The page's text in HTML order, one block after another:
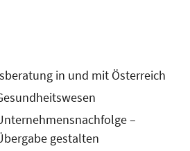
in und mit Österreich
–
gestalten